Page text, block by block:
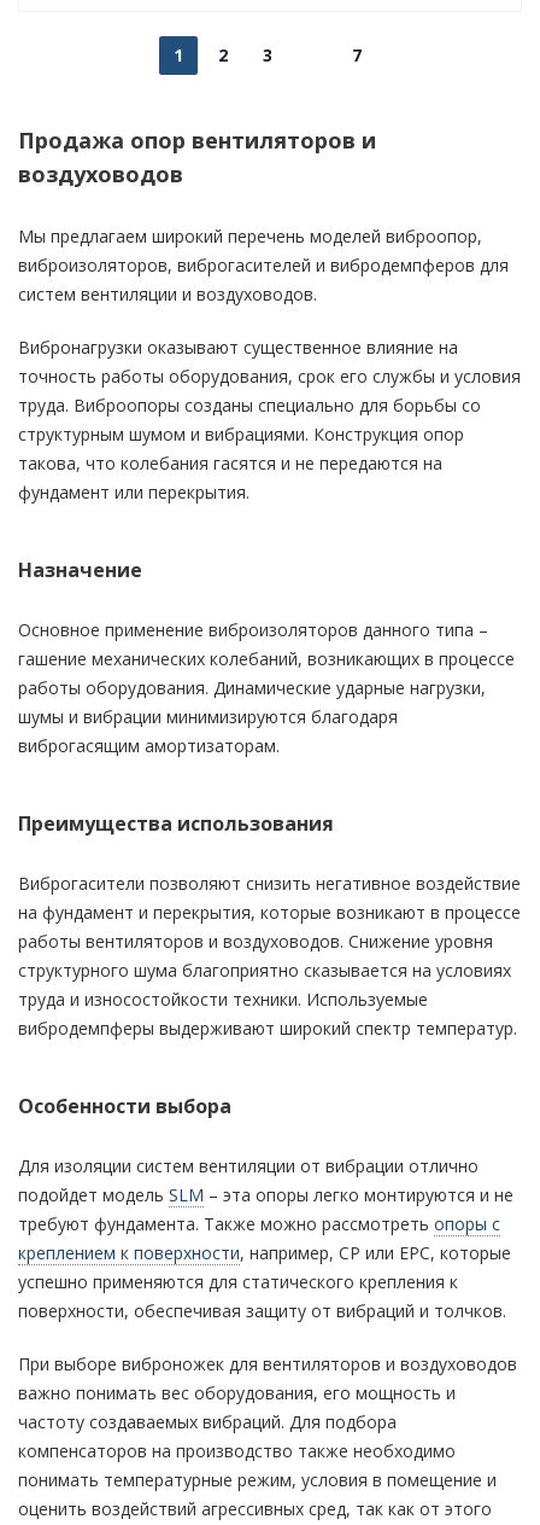
1 2 3 7
Продажа опор вентиляторов и
воздуховодов
Мы предлагаем широкий перечень моделей виброопор,
виброизоляторов, виброгасителей и вибродемпферов для
систем вентиляции и воздуховодов.
Вибронагрузки оказывают существенное влияние на
точность работы оборудования, срок его службы и условия
труда. Виброопоры созданы специально для борьбы со
структурным шумом и вибрациями. Конструкция опор
такова, что колебания гасятся и не передаются на
фундамент или перекрытия.
Назначение
Основное применение виброизоляторов данного типа –
гашение механических колебаний, возникающих в процессе
работы оборудования. Динамические ударные нагрузки,
шумы и вибрации минимизируются благодаря
виброгасящим амортизаторам.
Преимущества использования
Виброгасители позволяют снизить негативное воздействие
на фундамент и перекрытия, которые возникают в процессе
работы вентиляторов и воздуховодов. Снижение уровня
структурного шума благоприятно сказывается на условиях
труда и износостойкости техники. Используемые
вибродемпферы выдерживают широкий спектр температур.
Особенности выбора
Для изоляции систем вентиляции от вибрации отлично
подойдет модель SLM – эта опоры легко монтируются и не
требуют фундамента. Также можно рассмотреть опоры с
креплением к поверхности, например, CP или EPC, которые
успешно применяются для статического крепления к
поверхности, обеспечивая защиту от вибраций и толчков.
При выборе виброножек для вентиляторов и воздуховодов
важно понимать вес оборудования, его мощность и
частоту создаваемых вибраций. Для подбора
компенсаторов на производство также необходимо
понимать температурные режим, условия в помещение и
оценить воздействий агрессивных сред, так как от этого